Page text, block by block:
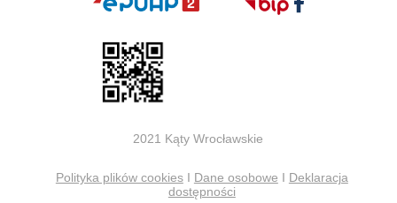
2021 Kąty Wrocławskie
Polityka plików cookiesI Dane osobowe I Deklaracja
dostępności